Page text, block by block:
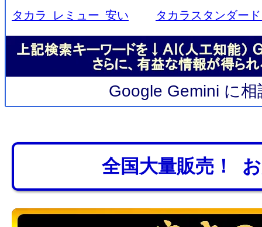
タカラ レミュー 安い
タカラスタンダー
Google Gemini に
全国大量販売！